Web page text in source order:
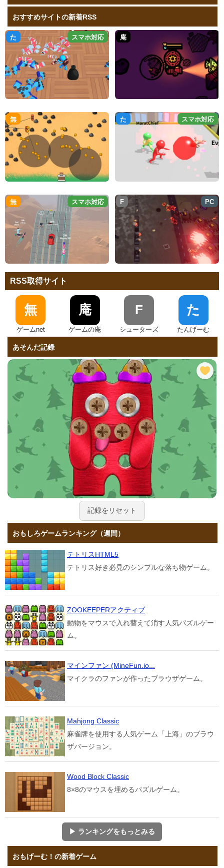
おすすめサイトの新着RSS
た スマホ対応 庵
無 た スマホ対応
無 スマホ対応 F PC
RSS取得サイト
無
ゲームnet
庵
ゲームの庵
F
シューターズ
た
たんげーむ
あそんだ記録
記録をリセット
おもしろゲームランキング（週間）
テトリスHTML5
テトリス好き必見のシンプルな落ち物ゲーム。
ZOOKEEPERアクティブ
動物をマウスで入れ替えて消す人気パズルゲー
ム。
マインファン (MineFun.io...
マイクラのファンが作ったブラウザゲーム。
Mahjong Classic
麻雀牌を使用する人気ゲーム「上海」のブラウ
ザバージョン。
Wood Block Classic
8×8のマウスを埋めるパズルゲーム。
▶ ランキングをもっとみる
おもげーむ！の新着ゲーム